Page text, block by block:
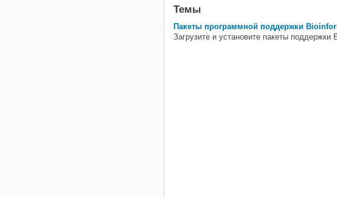
Темы
Пакеты программной поддержки
Загрузите и установите пакеты